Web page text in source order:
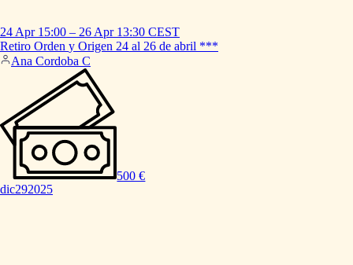
24 Apr 15:00 – 26 Apr 13:30 CEST
Retiro Orden y Origen 24 al 26 de abril ***
Ana Cordoba C
500 €
dic292025